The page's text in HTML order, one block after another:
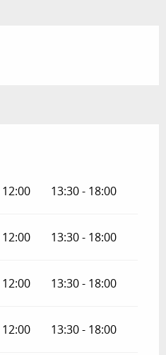
13:30 - 18:00
13:30 - 18:00
13:30 - 18:00
13:30 - 18:00